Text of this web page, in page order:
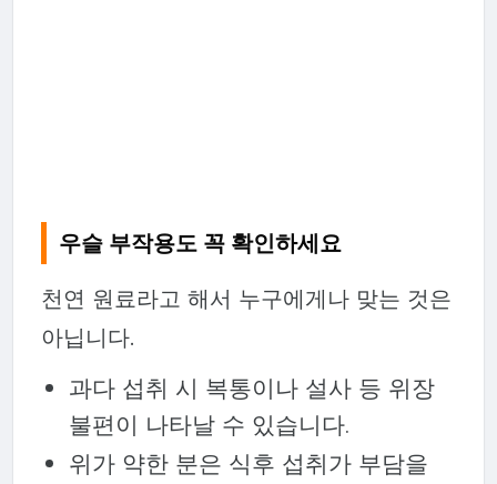
우슬 부작용도 꼭 확인하세요
천연 원료라고 해서 누구에게나 맞는 것은
아닙니다.
과다 섭취 시 복통이나 설사 등 위장
불편이 나타날 수 있습니다.
위가 약한 분은 식후 섭취가 부담을